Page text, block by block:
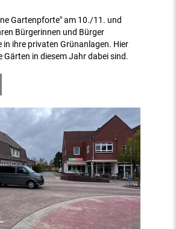
Gartenpforte" am 10./11. und
Bürgerinnen und Bürger
in ihre privaten Grünanlagen. Hier
Gärten in diesem Jahr dabei sind.